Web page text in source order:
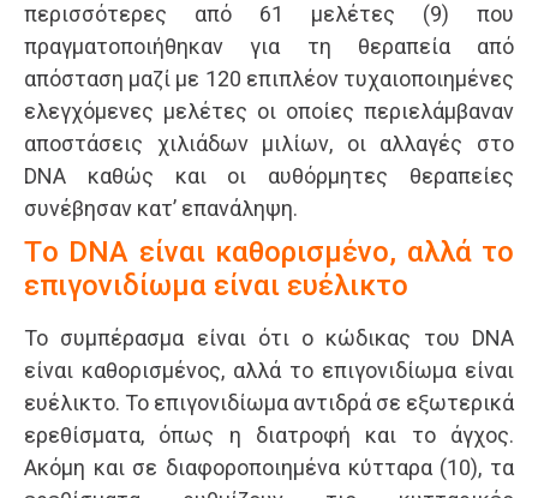
περισσότερες από 61 μελέτες (9) που
πραγματοποιήθηκαν για τη θεραπεία από
απόσταση μαζί με 120 επιπλέον τυχαιοποιημένες
ελεγχόμενες μελέτες οι οποίες περιελάμβαναν
αποστάσεις χιλιάδων μιλίων, οι αλλαγές στο
DNA καθώς και οι αυθόρμητες θεραπείες
συνέβησαν κατ’ επανάληψη.
Tο DNA είναι καθορισμένο, αλλά το
επιγονιδίωμα είναι ευέλικτο
Το συμπέρασμα είναι ότι ο κώδικας του DNA
είναι καθορισμένος, αλλά το επιγονιδίωμα είναι
ευέλικτο. Το επιγονιδίωμα αντιδρά σε εξωτερικά
ερεθίσματα, όπως η διατροφή και το άγχος.
Ακόμη και σε διαφοροποιημένα κύτταρα (10), τα